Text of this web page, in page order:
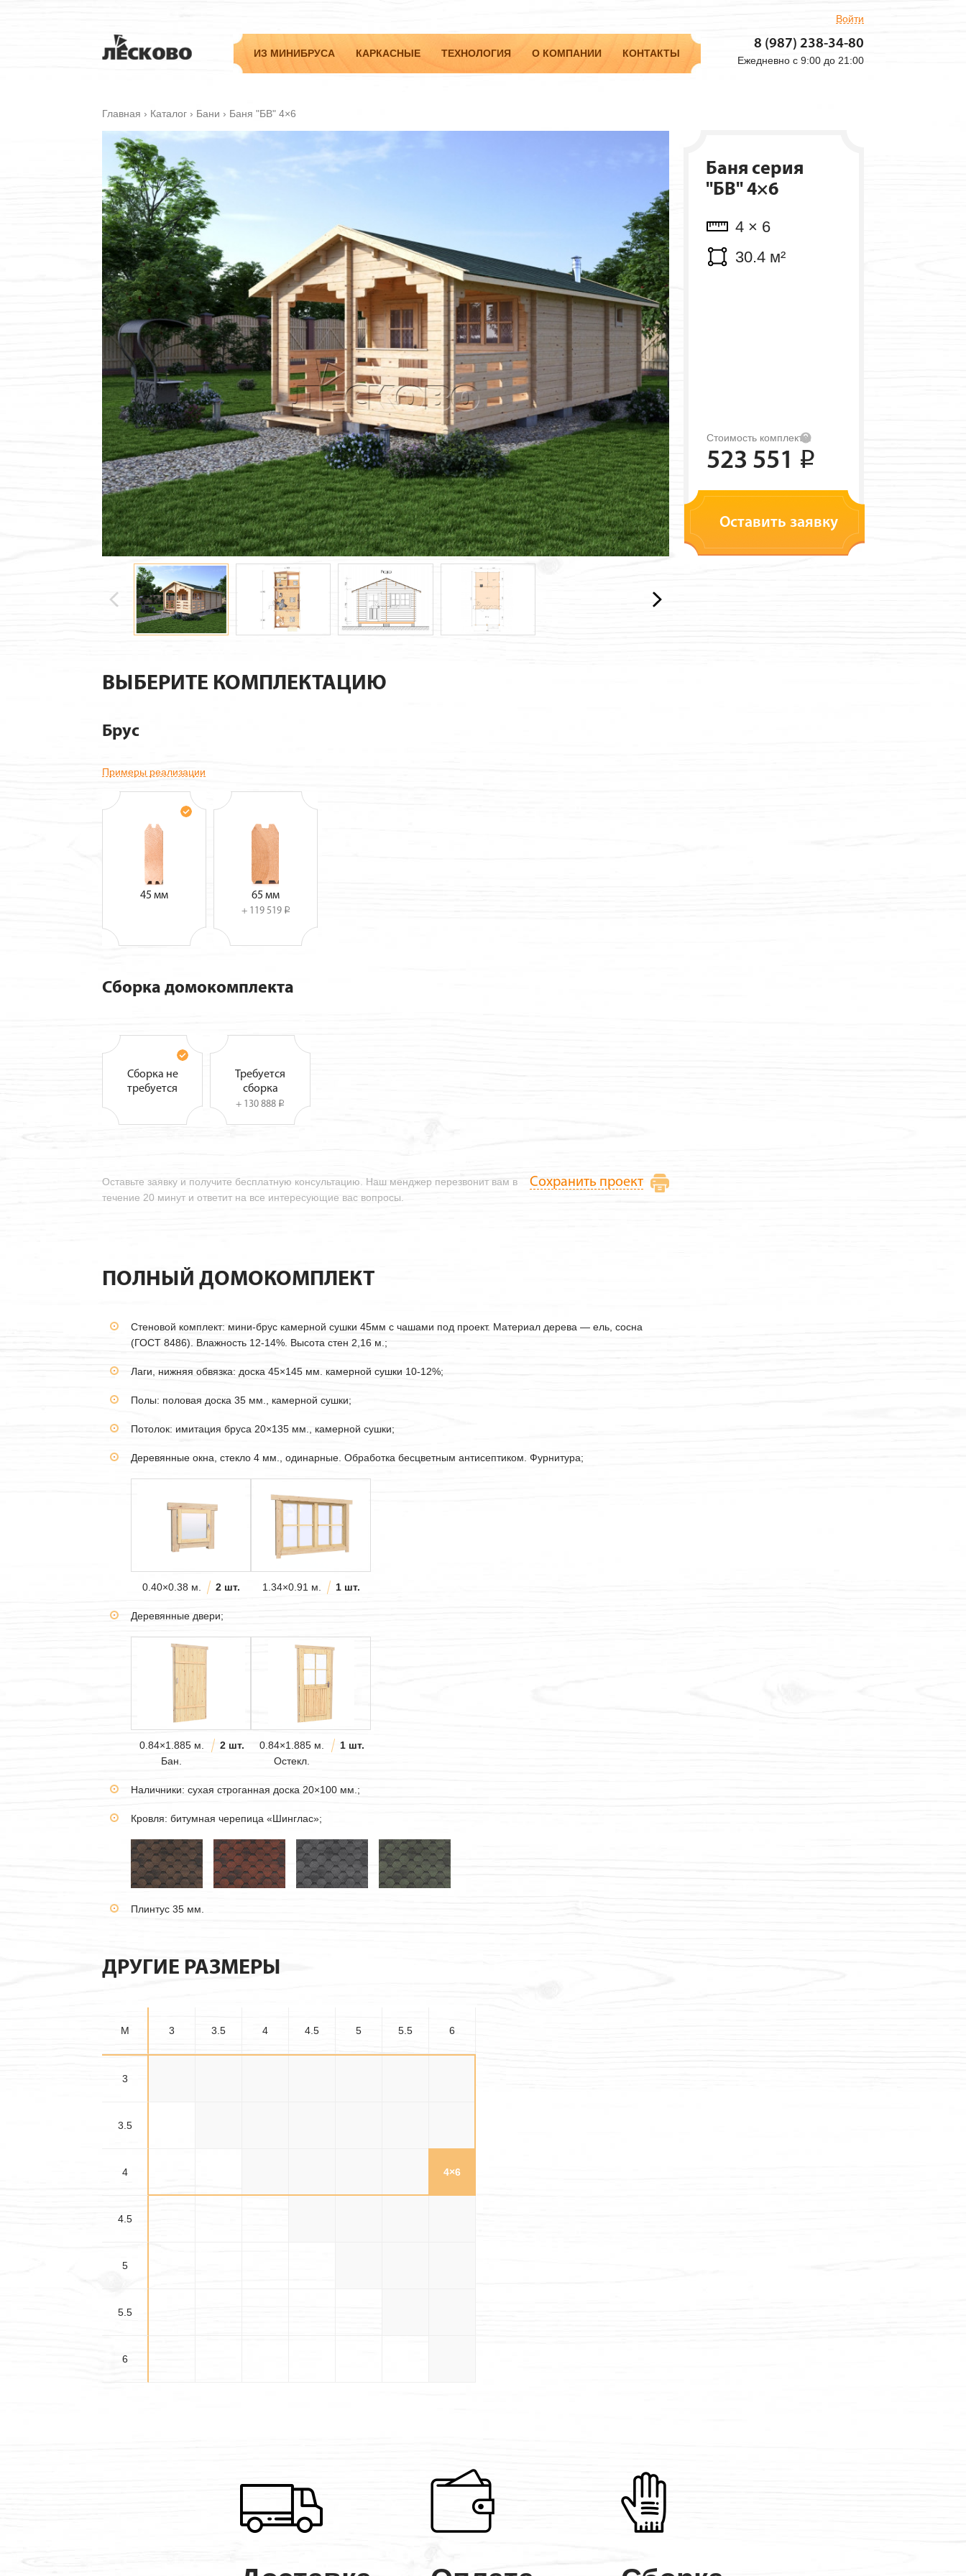
ИЗ МИНИБРУСА
Садовые
Дачные
КАРКАСНЫЕ ТЕХНОЛОГИЯ О КОМПАНИИ КОНТАКТЫ
Войти
8 (987) 238-34-80
Ежедневно с 9:00 до 21:00
Главная › Каталог › Бани › Баня "БВ" 4×6
ВЫБЕРИТЕ КОМПЛЕКТАЦИЮ
Брус
Примеры реализации
45 мм 65 мм
+ 119 519 i
Сборка домокомплекта
Сборка не
требуется
Требуется
сборка
+ 130 888 i
Оставьте заявку и получите бесплатную консультацию. Наш менджер перезвонит вам в
течение 20 минут и ответит на все интересующие вас вопросы.
Сохранить проект
ПОЛНЫЙ ДОМОКОМПЛЕКТ
Стеновой комплект: мини-брус камерной сушки 45мм с чашами под проект. Материал дерева — ель, сосна
(ГОСТ 8486). Влажность 12-14%. Высота стен 2,16 м.;
Лаги, нижняя обвязка: доска 45×145 мм. камерной сушки 10-12%;
Полы: половая доска 35 мм., камерной сушки;
Потолок: имитация бруса 20×135 мм., камерной сушки;
Деревянные окна, стекло 4 мм., одинарные. Обработка бесцветным антисептиком. Фурнитура;
0.40×0.38 м. 2 шт. 1.34×0.91 м. 1 шт.
Деревянные двери;
0.84×1.885 м.
Бан.
2 шт.
0.84×1.885 м.
Остекл.
1 шт.
Наличники: сухая строганная доска 20×100 мм.;
Кровля: битумная черепица «Шинглас»;
Плинтус 35 мм.
ДРУГИЕ РАЗМЕРЫ
M 3 3.5 4 4.5 5 5.5 6
3
3.5
4
4.5
5
5.5
6
4×6
Баня серия
"БВ" 4×6
4 × 6
30.4 м²
Стоимость комплекта:
Объем: 8.3 м³
Мест: 4 шт.
523 551 i
Оставить заявку